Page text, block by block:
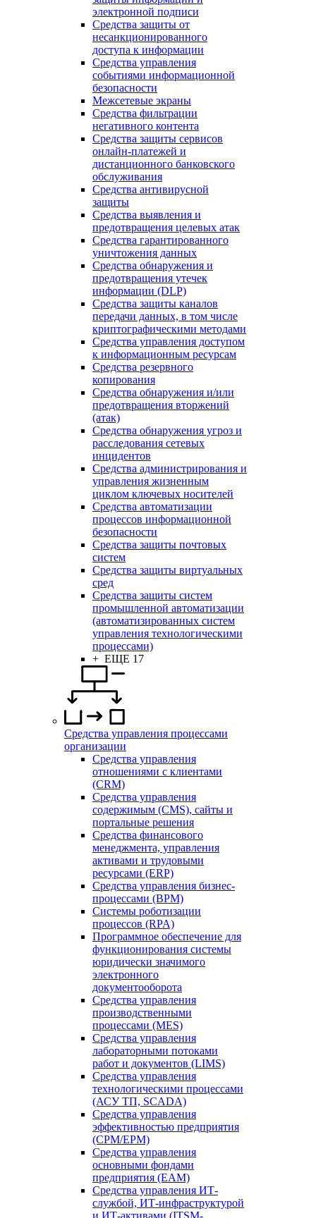
электронной подписи
Средства защиты от
несанкционированного
доступа к информации
Средства управления
событиями информационной
безопасности
Межсетевые экраны
Средства фильтрации
негативного контента
Средства защиты сервисов
онлайн-платежей и
дистанционного банковского
обслуживания
Средства антивирусной
защиты
Средства выявления и
предотвращения целевых атак
Средства гарантированного
уничтожения данных
Средства обнаружения и
предотвращения утечек
информации (DLP)
Средства защиты каналов
передачи данных, в том числе
криптографическими методами
Средства управления доступом
к информационным ресурсам
Средства резервного
копирования
Средства обнаружения и/или
предотвращения вторжений
(атак)
Средства обнаружения угроз и
расследования сетевых
инцидентов
Средства администрирования и
управления жизненным
циклом ключевых носителей
Средства автоматизации
процессов информационной
безопасности
Средства защиты почтовых
систем
Средства защиты виртуальных
сред
Средства защиты систем
промышленной автоматизации
(автоматизированных систем
управления технологическими
процессами)
+ ЕЩЕ 17
Средства управления процессами
организации
Средства управления
отношениями с клиентами
(CRM)
Средства управления
содержимым (CMS), сайты и
портальные решения
Средства финансового
менеджмента, управления
активами и трудовыми
ресурсами (ERP)
Средства управления бизнес-
процессами (BPM)
Системы роботизации
процессов (RPA)
Программное обеспечение для
функционирования системы
юридически значимого
электронного
документооборота
Средства управления
производственными
процессами (MES)
Средства управления
лабораторными потоками
работ и документов (LIMS)
Средства управления
технологическими процессами
(АСУ ТП, SCADA)
Средства управления
эффективностью предприятия
(CPM/EPM)
Средства управления
основными фондами
предприятия (EAM)
Средства управления ИТ-
службой, ИТ-инфраструктурой
и ИТ-активами (ITSM-